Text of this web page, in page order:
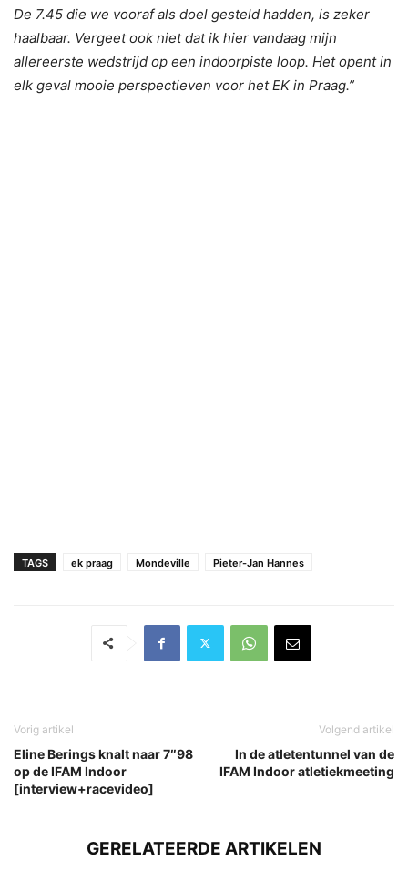
De 7.45 die we vooraf als doel gesteld hadden, is zeker
haalbaar. Vergeet ook niet dat ik hier vandaag mijn
allereerste wedstrijd op een indoorpiste loop. Het opent in
elk geval mooie perspectieven voor het EK in Praag.”
TAGS ek praag Mondeville Pieter-Jan Hannes
Vorig artikel
Eline Berings knalt naar 7″98
op de IFAM Indoor
[interview+racevideo]
Volgend artikel
In de atletentunnel van de
IFAM Indoor atletiekmeeting
GERELATEERDE ARTIKELEN